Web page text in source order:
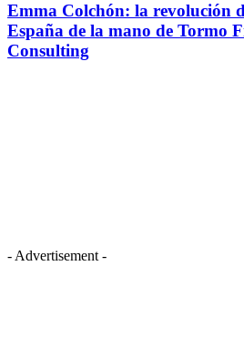
Emma Colchón: la revolución
España de la mano de Tormo
Consulting
- Advertisement -